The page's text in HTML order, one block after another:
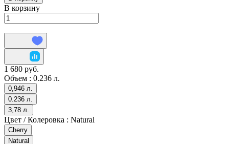
В корзину
1 680 руб.
Объем : 0.236 л.
0,946 л.
0.236 л.
3,78 л.
Цвет / Колеровка : Natural
Cherry
Natural